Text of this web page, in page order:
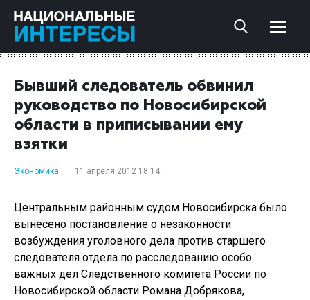
Бывший следователь обвинил
руководство по Новосибирской
области в приписывании ему
взятки
Экономика 11 апреля 2012 18:14
Центральным районным судом Новосибирска было
вынесено постановление о незаконности
возбуждения уголовного дела против старшего
следователя отдела по расследованию особо
важных дел Следственного комитета России по
Новосибирской области Романа Добрякова,